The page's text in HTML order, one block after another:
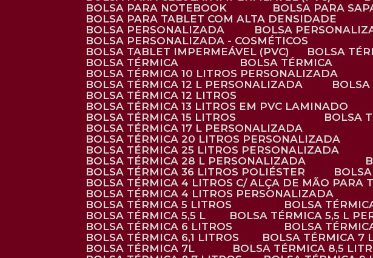
BOLSA PARA NOTEBOOK
BOLSA PARA
BOLSA PARA TABLET COM ALTA DENSIDADE
BOLSA PERSONALIZADA
BOLSA
BOLSA PERSONALIZADA - COSMÉTICOS
BOLSA TABLET IMPERMEÁVEL (PVC)
BOLSA
BOLSA TÉRMICA
BOLSA TÉRMICA
BOLSA TÉRMICA 10 LITROS PERSONALIZADA
BOLSA TÉRMICA 12 L PERSONALIZADA
BOLSA TÉRMICA 12 LITROS
BOLSA TÉRMICA 13 LITROS EM PVC LAMINADO
BOLSA TÉRMICA 15 LITROS
BOLSA
BOLSA TÉRMICA 17 L PERSONALIZADA
BOLSA TÉRMICA 20 LITROS PERSONALIZADA
BOLSA TÉRMICA 25 LITROS PERSONALIZADA
BOLSA TÉRMICA 28 L PERSONALIZADA
BOLSA TÉRMICA 36 LITROS POLIÉSTER
BOLSA TÉRMICA 4 LITROS C/ ALÇA DE MÃO PARA
BOLSA TÉRMICA 4 LITROS PERSONALIZADA
BOLSA TÉRMICA 5 LITROS
BOLSA
BOLSA TÉRMICA 5,5 L
BOLSA TÉRMICA 5,5 L
BOLSA TÉRMICA 6 LITROS
BOLSA
BOLSA TÉRMICA 6,1 LITROS
BOLSA TÉRMICA 7
BOLSA TÉRMICA 7L
BOLSA TÉRMICA 8,5